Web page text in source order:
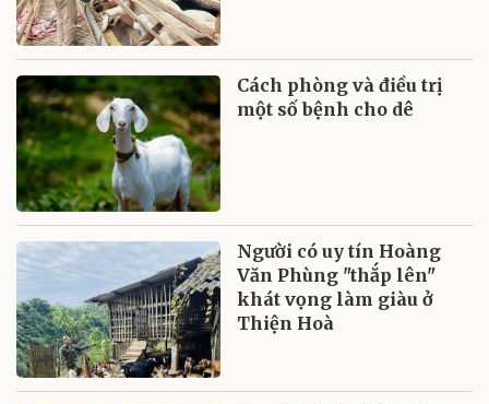
Cách phòng và điều trị
một số bệnh cho dê
Người có uy tín Hoàng
Văn Phùng "thắp lên"
khát vọng làm giàu ở
Thiện Hoà